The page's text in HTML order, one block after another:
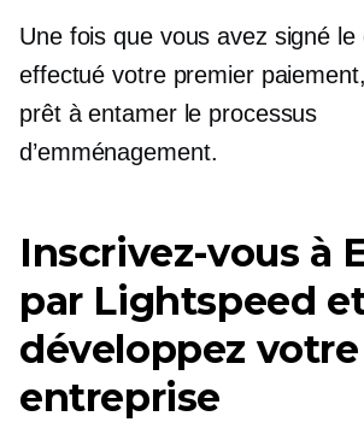
Une fois que vous avez signé
effectué votre premier
prêt à entamer le processus
d’emménagement.
Inscrivez-vous à
par Lightspeed
développez votre
entreprise